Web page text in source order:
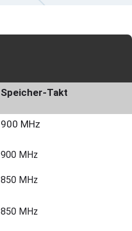
Speicher-Takt
900 MHz
900 MHz
850 MHz
850 MHz